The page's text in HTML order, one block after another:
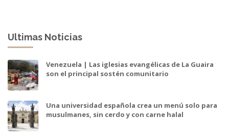
Ultimas Noticias
Venezuela | Las iglesias evangélicas de La Guaira
son el principal sostén comunitario
Una universidad española crea un menú solo para
musulmanes, sin cerdo y con carne halal